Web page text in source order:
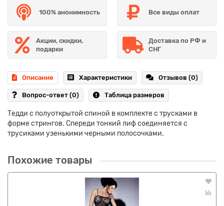
100% анонимность Все виды оплат
Акции, скидки,
подарки
Доставка по РФ и
СНГ
Описание Характеристики Отзывов (0)
Вопрос-ответ (0) Таблица размеров
Тедди с полуоткрытой спиной в комплекте с трусками в
форме стрингов. Спереди тонкий лиф соединяется с
трусиками узенькими черными полосочками.
Похожие товары